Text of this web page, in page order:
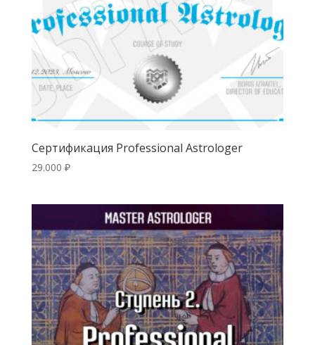
Сертификация Professional Astrologer
29.000 ₽